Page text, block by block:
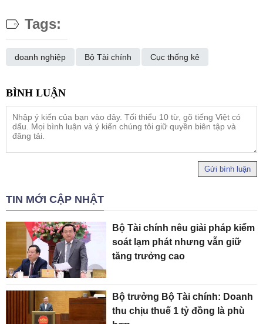
Tags:
doanh nghiệp Bộ Tài chính Cục thống kê
Gửi bình luận
TIN MỚI CẬP NHẬT
Bộ Tài chính nêu giải pháp kiểm
soát lạm phát nhưng vẫn giữ
tăng trưởng cao
Bộ trưởng Bộ Tài chính: Doanh
thu chịu thuế 1 tỷ đồng là phù